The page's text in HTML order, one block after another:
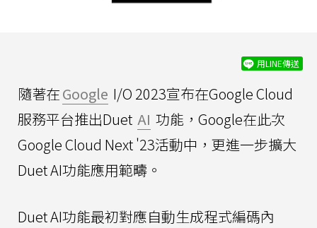
用LINE傳送
隨著在Google I/O 2023宣布在Google Cloud
服務平台推出Duet AI 功能，Google在此次
Google Cloud Next '23活動中，更進一步擴大
Duet AI功能應用範疇。
Duet AI功能最初對應自動生成程式編碼內